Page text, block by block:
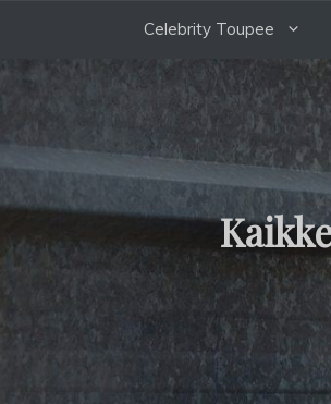
Celebrity Toupee